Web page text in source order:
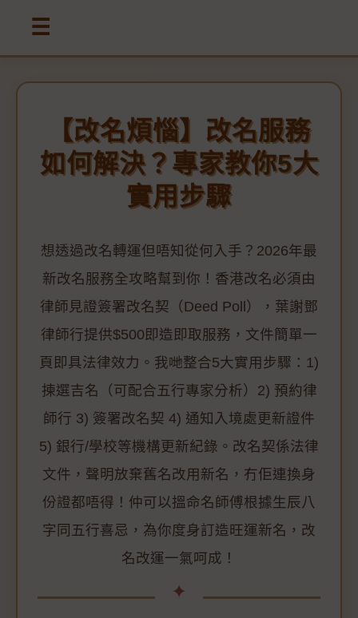
☰
【改名煩惱】改名服務
如何解決？專家教你5大
實用步驟
想透過改名轉運但唔知從何入手？2026年最
新改名服務全攻略幫到你！香港改名必須由
律師見證簽署改名契（Deed Poll），葉謝鄧
律師行提供$500即造即取服務，文件簡單一
頁即具法律效力。我哋整合5大實用步驟：1)
揀選吉名（可配合五行專家分析）2) 預約律
師行 3) 簽署改名契 4) 通知入境處更新證件
5) 銀行/學校等機構更新紀錄。改名契係法律
文件，聲明放棄舊名改用新名，冇佢連換身
份證都唔得！仲可以搵命名師傅根據生辰八
字同五行喜忌，為你度身訂造旺運新名，改
名改運一氣呵成！